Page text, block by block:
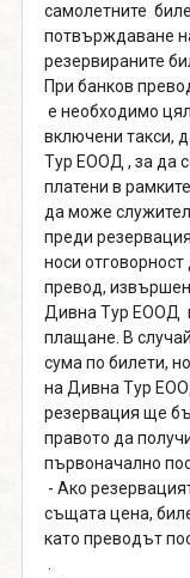
самолетните
потвърждаване
резервираните
При банков
е необходимо
включени такси,
Тур ЕООД , за да
платени в
да може
преди
носи
превод,
Дивна Тур ЕООД
плащане. В
сума по билети,
на Дивна Тур
резервация ще
правото да
първоначално
- Ако
същата цена,
като преводът